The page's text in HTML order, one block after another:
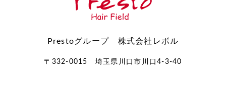
Prestoグループ 株式会社レボル
〒332-0015 埼玉県川口市川口4-3-40